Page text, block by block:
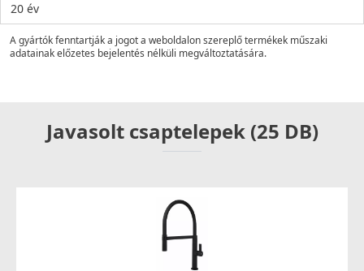
20 év
A gyártók fenntartják a jogot a weboldalon szereplő termékek műszaki
adatainak előzetes bejelentés nélküli megváltoztatására.
Javasolt csaptelepek (25 DB)